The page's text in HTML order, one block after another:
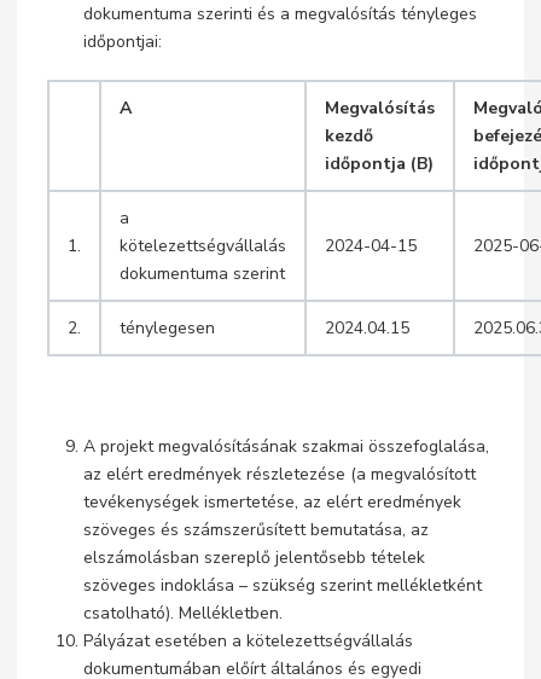
dokumentuma szerinti és a megvalósítás tényleges
időpontjai:
A
Megvalósítás
kezdő
időpontja (B)
1.
a
kötelezettségvállalás
dokumentuma szerint
2024-04-15 2025-
2. ténylegesen 2024.04.15
A projekt megvalósításának szakmai összefoglalása,
az elért eredmények részletezése (a megvalósított
tevékenységek ismertetése, az elért eredmények
szöveges és számszerűsített bemutatása, az
elszámolásban szereplő jelentősebb tételek
szöveges indoklása – szükség szerint mellékletként
csatolható). Mellékletben.
Pályázat esetében a kötelezettségvállalás
dokumentumában előírt általános és egyedi